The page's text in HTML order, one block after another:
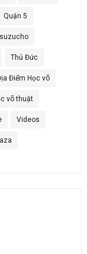
Quận 5
suzucho
Thủ Đức
Điểm Học võ
võ thuật
Videos